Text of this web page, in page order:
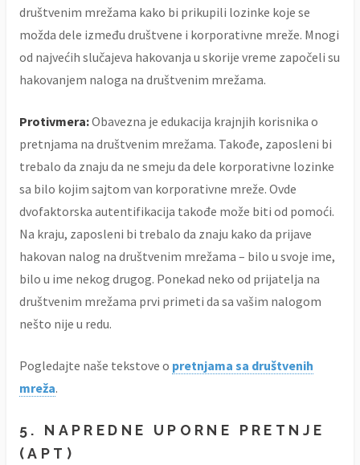
društvenim mrežama kako bi prikupili lozinke koje se
možda dele između društvene i korporativne mreže. Mnogi
od najvećih slučajeva hakovanja u skorije vreme započeli su
hakovanjem naloga na društvenim mrežama.
Protivmera:Obavezna je edukacija krajnjih korisnika o
pretnjama na društvenim mrežama. Takođe, zaposleni bi
trebalo da znaju da ne smeju da dele korporativne lozinke
sa bilo kojim sajtom van korporativne mreže. Ovde
dvofaktorska autentifikacija takođe može biti od pomoći.
Na kraju, zaposleni bi trebalo da znaju kako da prijave
hakovan nalog na društvenim mrežama – bilo u svoje ime,
bilo u ime nekog drugog. Ponekad neko od prijatelja na
društvenim mrežama prvi primeti da sa vašim nalogom
nešto nije u redu.
Pogledajte naše tekstove o pretnjama sa društvenih
mreža.
5. NAPREDNE UPORNE PRETNJE
(APT)